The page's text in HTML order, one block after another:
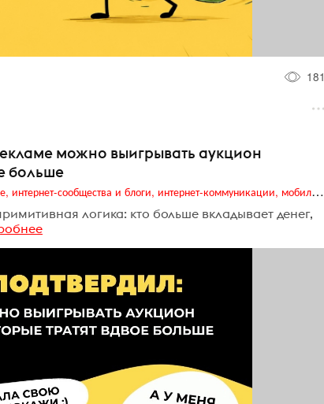
181
можно выигрывать аукцион
больше
Digital (web-дизайн, интернет-реклама и продвижение, интернет-сообщества и блоги, интернет-коммуникации, мобильный маркетинг, реклама на цифровых экранах)
логика: кто больше вкладывает денег,